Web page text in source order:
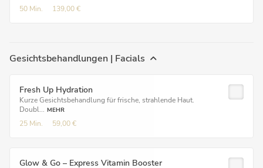
50 Min. 139,00 €
Gesichtsbehandlungen | Facials
Fresh Up Hydration
Kurze Gesichtsbehandlung für frische, strahlende Haut.
Doubl... MEHR
25 Min. 59,00 €
Glow & Go – Express Vitamin Booster